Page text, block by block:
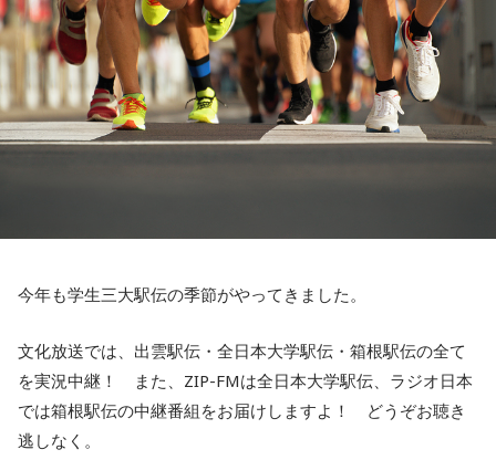
今年も学生三大駅伝の季節がやってきました。
文化放送では、出雲駅伝・全日本大学駅伝・箱根駅伝の全て
を実況中継！ また、ZIP-FMは全日本大学駅伝、ラジオ日本
では箱根駅伝の中継番組をお届けしますよ！ どうぞお聴き
逃しなく。